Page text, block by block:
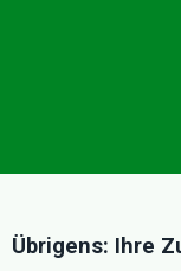
Übrigens: Ihre